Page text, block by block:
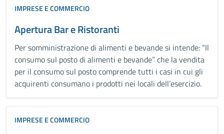
IMPRESE E COMMERCIO
Apertura Bar e Ristoranti
Per somministrazione di alimenti e bevande si intende: “Il
consumo sul posto di alimenti e bevande” che la vendita
per il consumo sul posto comprende tutti i casi in cui gli
acquirenti consumano i prodotti nei locali dell’esercizio.
IMPRESE E COMMERCIO